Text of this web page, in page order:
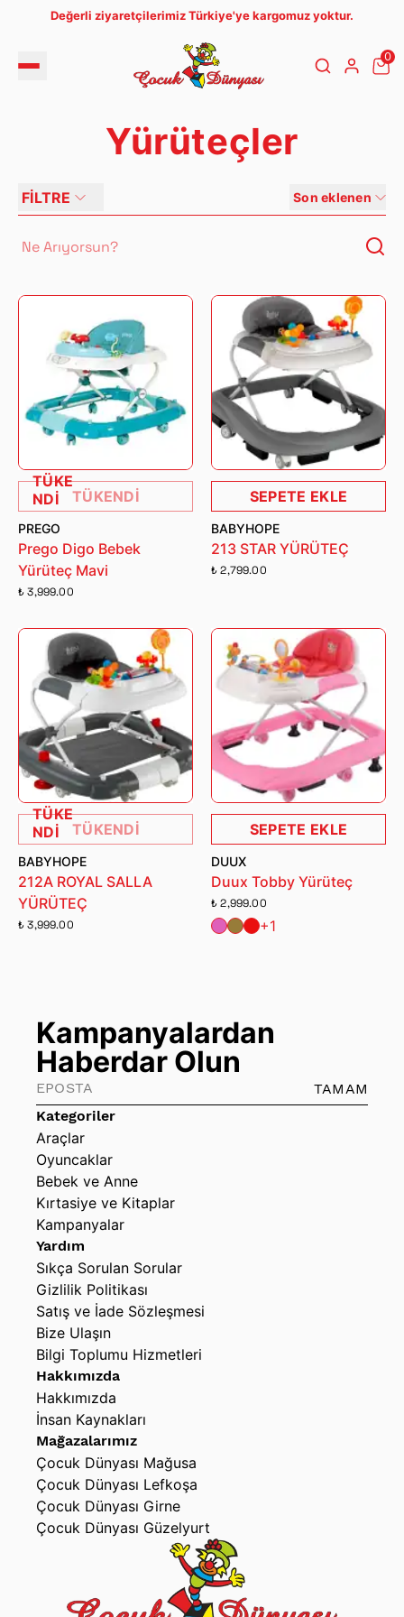
Değerli ziyaretçilerimiz Türkiye'ye kargomuz yoktur.
0
Yürüteçler
FİLTRE Son eklenen
TÜKE
NDİ
TÜKENDİ
PREGO
Prego Digo Bebek
Yürüteç Mavi
₺ 3,999.00
SEPETE EKLE
BABYHOPE
213 STAR YÜRÜTEÇ
₺ 2,799.00
TÜKE
NDİ
TÜKENDİ
BABYHOPE
212A ROYAL SALLA
YÜRÜTEÇ
₺ 3,999.00
SEPETE EKLE
DUUX
Duux Tobby Yürüteç
₺ 2,999.00
+1
Kategoriler
Araçlar
Oyuncaklar
Bebek ve Anne
Kırtasiye ve Kitaplar
Kampanyalar
Yardım
Sıkça Sorulan Sorular
Gizlilik Politikası
Satış ve İade Sözleşmesi
Bize Ulaşın
Bilgi Toplumu Hizmetleri
Hakkımızda
Hakkımızda
İnsan Kaynakları
Mağazalarımız
Çocuk Dünyası Mağusa
Çocuk Dünyası Lefkoşa
Çocuk Dünyası Girne
Çocuk Dünyası Güzelyurt
Kampanyalardan
Haberdar Olun
TAMAM